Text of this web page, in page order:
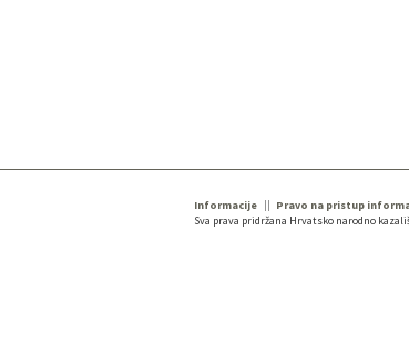
Informacije Pravo na pristup
Sva prava pridržana Hrvatsko narodno